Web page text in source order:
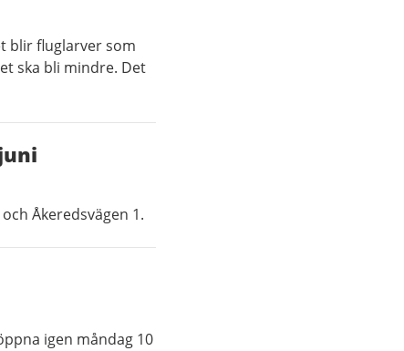
blir fluglarver som
ska bli mindre. Det
Åkeredsvägen 1.
igen måndag 10